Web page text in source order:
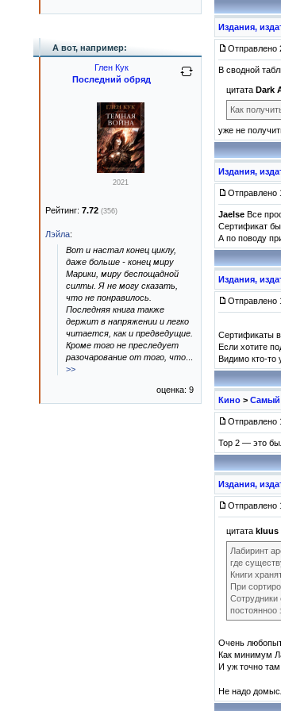
Издания,
Отправлено
В сводной
цитата Dark
Как
уже не
Издания,
Отправлено
Jaelse Все
Сертификат
А по поводу
Издания,
Отправлено
Сертификаты в
Если хотите
Видимо кто-то
Кино > Самый
Отправлено
Тор 2 — это
Издания,
Отправлено
цитата kluus
Лабиринт
где
Книги
При
Сотрудники
постоянноо
Очень
Как минимум
И уж точно там
Не надо
А вот, например:
Глен Кук
Последний обряд
2021
Рейтинг: 7.72 (356)
Лэйла:
Вот и настал конец циклу,
даже больше - конец миру
Марики, миру беспощадной
силты. Я не могу сказать,
что не понравилось.
Последняя книга также
держит в напряжении и легко
читается, как и предведущие.
Кроме того не преследует
разочарование от того, что
>>
оценка: 9